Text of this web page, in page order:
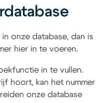
onze database, dan is
hier in te voeren.
in te vullen.
hoort, kan het nummer
onze database